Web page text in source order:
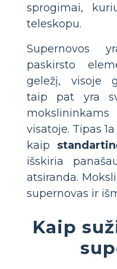
sprogimai,
teleskopu.
Supernovos
paskirsto
geležį, visoje
taip pat yra
visatoje. Tipas
kaip
išskiria
atsiranda.
supernovas ir
Kaip